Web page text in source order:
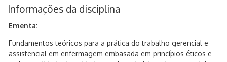
Informações da disciplina
Ementa:
Fundamentos teóricos para a prática do trabalho gerencial e
assistencial em enfermagem embasada em princípios éticos e